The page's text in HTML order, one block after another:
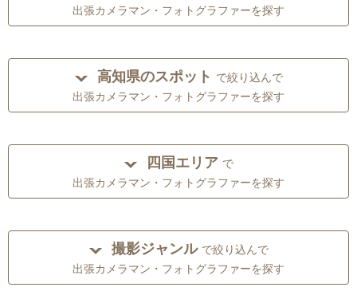
出張カメラマン・フォトグラファーを探す
高知県のスポット で絞り込んで
出張カメラマン・フォトグラファーを探す
四国エリア で
出張カメラマン・フォトグラファーを探す
撮影ジャンル で絞り込んで
出張カメラマン・フォトグラファーを探す